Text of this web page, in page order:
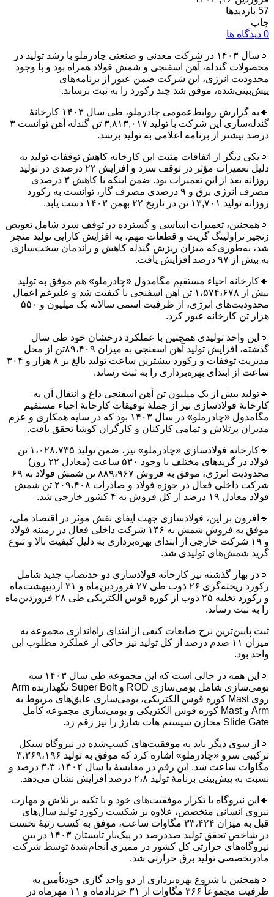
57 بازدیدها
چاپ
0 دیدگاه ها
🔹سال ۱۴۰۳ در شرکت معدنی و صنعتی چادرملو با رشد تولید در
محصولات گندله، آهن اسفنجی و شمش فولاد همراه بود و با وجود
محدودیت انرژی، این شرکت ضمن عبور از برنامه‌های
پیش‌بینی‌شده، موفق شد چند رکورد را به ثبت برساند.
🔹به گزارش روابط‌عمومی چادرملو، طی سال ۱۴۰۳ کارخانۀ
گندله‌سازی این شرکت با تولید ۳,۸۱۳,۰۱۷ تن گندله آهن توانست ۳
درصد بیشتر از برنامه اعلامی به تولید برسد.
🔹یکی دیگر از اتفاقات مثبت این کارخانه کاهش توقفات تولید به
دلیل تعمیرات مؤثر در توقف سرد و افزایش ۲۲ درصدی در تولید
روزانه بعد از این تعمیرات بود. ضمن اینکه با کاهش ۳ درصدی
مصرف انرژی برق و ۹ درصدی مصرف گاز، توانست به رکورد
روزانه تولید ۱۳,۷۰۱ تن در تاریخ ۲۲ بهمن ۱۴۰۳ دست یابد.
🔹همچنین، تعمیرات اساسی و گسترده در توقف سرد شامل تعویض
زنجیر تراولینگ گریت و قطعات مهم، به افزایش کارایی تولید منجر
شد، به‌طوری‌که میزان ریزش گندله کاهش و راندمان سخت‌سازی
به بیش از ۹۷ درصد افزایش یافت.
🔹کارخانه احیاء مستقیم مگامدول «چادرملو» هم موفق به تولید
بیش از ۱،۵۷۴،۶۷۸ تن آهن اسفنجی با کیفیت شد و علیرغم اعمال
محدودیت‌های انرژی، از ظرفیت اسمی سالانه یک میلیون و ۵۵۰
هزار تن کارخانه عبور کرد.
🔹این واحد تولیدی همچنین با عملکرد درخشان خود طی سال
گذشته، افزایش تولید آهن اسفنجی به میزان ۸۹،۴۰۹تن از محل
مدیریت توقفات و رکورد بیشترین ساعت تولید بالغ بر ۸ هزار و ۳۰۴
ساعت از ابتدای بهره‌برداری را به ثبت رساند.
🔹تولید بیش از یک میلیون تن آهن اسفنجی داغ و انتقال آن به
کارخانۀ فولادسازی نیز از جملۀ توفیقات کارخانۀ احیاء مستقیم
مگامدول «چادرملو» در سال ۱۴۰۳ بود که در سایه همکاری و عزم
مدیران پرتلاش و تمامی کارکنان و کارگران کوشا تحقق یافت.
🔹کارخانه فولادسازی «چادرملو» نیز، ضمن تولید ۱،۰۲۸،۷۳۵ تن
فولاد در گریدهای مختلف با وجود ۵۳۰ ساعت (معادل ۲۲ روز)
محدودیت انرژی، موفق به فروش ۸۸۹،۹۶۷ تن شمش فولاد به ۶۹
شرکت داخلی فعال در حوزه فولاد و صادرات ۲۰۹،۴۰۸ تن شمش
فولاد معادل ۱۹ درصد از کل فروش به ۴ کشور خارجی شد.
🔹افزون بر این، فولادسازی جهت ایفای نقش موثر در اقتصاد ملی،
موفق به فروش شمش به ۱۴۶ شرکت داخلی فعال در زمینه فولاد
و ۱۹ شرکت خارجی از ابتدای بهره‌برداری به دلیل کیفیت بالا و تنوع
گرید شمش‌های تولیدی شد.
🔹در بهار گذشته نیز کارخانه فولادسازی دو حدنصاب جدید شامل
رکورد ریخته‌گری ۲۶ ذوب طی ۲۷ فروردین‌ماه و ۳۱ اردیبهشت‌ماه
و رکورد تخلیه ۲۵ ذوب از کوره قوس الکتریکی طی ۲۸ فروردین‌ماه
را به ثبت رساند.
ثبت پایین‌ترین نرخ ضایعات کیفی از ابتدای راه‌اندازی مجموعه به
میزان ۱۱ صدم درصد از کل تولید نیز حاکی از عملکرد مطلوب این
واحد بود.
🔹این همه در حالی است که این مجموعه طی سال ۱۴۰۳ سه
بومی‌سازی شامل بومی‌سازی ROD و Super Bolt نگهدارنده Arm
روی Mast کوره قوس الکتریکی، بومی‌سازی عایق‌های مربوط به
Arm و Mast کوره قوس الکتریکی و بومی‌سازی مجموعه کامل
Slide Gate مخازن سیستم هات شارژ را نیز رقم زد.
🔹از سوی دیگر باید به موفقیت‌های کسب‌شده در نیروگاه سیکل
ترکیبی سرو «چادرملو» اشاره کرد که موفق به تولید ۳،۳۶۹،۱۹۶
مگاوات ساعت شد. این رقم در مقایسۀ با سال ۱۴۰۲، ۳،۳ درصد و
نسبت به پیش‌بینی برنامۀ تولید ۲،۸ درصد افزایش نشان می‌دهد.
🔹این نیروگاه با تکرار موفقیت‌های خود و با تکیه ‌بر تلاش و مهارت
نیروی انسانی متخصص، علاوه بر شکست رکورد تولید سال‌های
قبل به میزان ۳۳،۴۲۴ مگاوات ساعت، موفق به کسب رتبۀ نخست
در شاخص تحقق تولید صددرصد در پیک‌بار تابستان ۱۴۰۳ در بین
نیروگاه‌های حرارتی کل کشور در ممیزی انجام‌شدۀ توسط شرکت
مادرتخصصی تولید برق حرارتی شد.
🔹همچنین با شروع بهره‌برداری از دو واحد گازی خودتأمین به
ظرفیت مجموعاً ۳۶۶ مگاوات از ۳۱ خردادماه و ۱۱ مهرماه در